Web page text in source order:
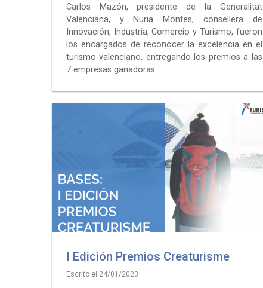
Carlos Mazón, presidente de la Generalitat
Valenciana, y Nuria Montes, consellera de
Innovación, Industria, Comercio y Turismo, fueron
los encargados de reconocer la excelencia en el
turismo valenciano, entregando los premios a las
7 empresas ganadoras.
I Edición Premios Creaturisme
Escrito el 24/01/2023